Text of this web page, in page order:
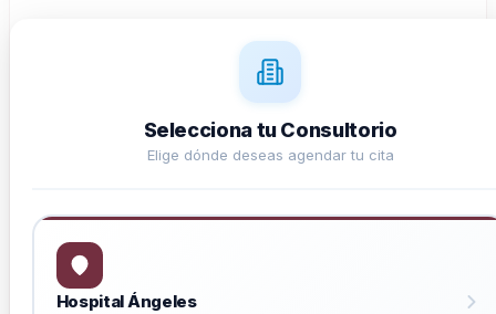
Selecciona tu Consultorio
Elige dónde deseas agendar tu cita
Hospital Ángeles